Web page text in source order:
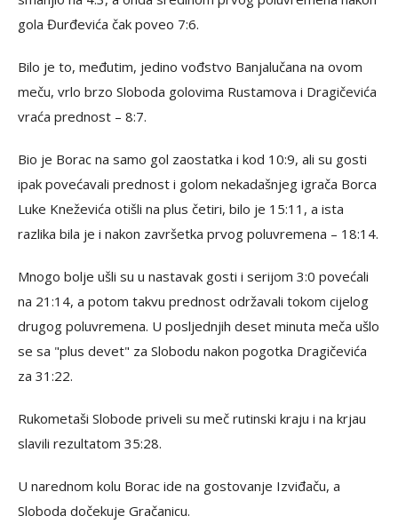
gola Đurđevića čak poveo 7:6.
Bilo je to, međutim, jedino vođstvo Banjalučana na ovom
meču, vrlo brzo Sloboda golovima Rustamova i Dragičevića
vraća prednost – 8:7.
Bio je Borac na samo gol zaostatka i kod 10:9, ali su gosti
ipak povećavali prednost i golom nekadašnjeg igrača Borca
Luke Kneževića otišli na plus četiri, bilo je 15:11, a ista
razlika bila je i nakon završetka prvog poluvremena – 18:14.
Mnogo bolje ušli su u nastavak gosti i serijom 3:0 povećali
na 21:14, a potom takvu prednost održavali tokom cijelog
drugog poluvremena. U posljednjih deset minuta meča ušlo
se sa "plus devet" za Slobodu nakon pogotka Dragičevića
za 31:22.
Rukometaši Slobode priveli su meč rutinski kraju i na krjau
slavili rezultatom 35:28.
U narednom kolu Borac ide na gostovanje Izviđaču, a
Sloboda dočekuje Gračanicu.